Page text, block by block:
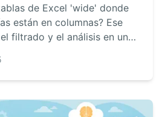
de Excel 'wide' donde
están en columnas? Ese
filtrado y el análisis en una
datos y pasar de un
a una simple